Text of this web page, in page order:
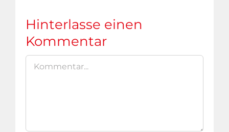
Hinterlasse einen
Kommentar
Kommentar